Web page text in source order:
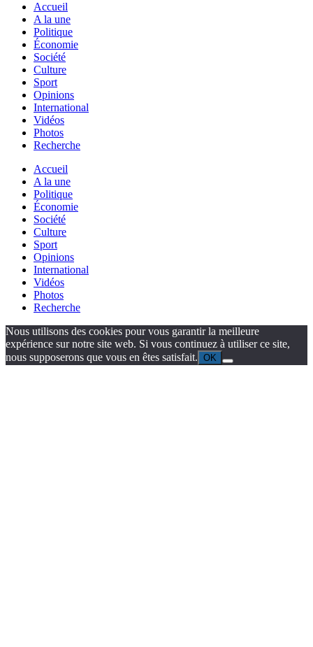
Accueil
A la une
Politique
Économie
Société
Culture
Sport
Opinions
International
Vidéos
Photos
Recherche
Accueil
A la une
Politique
Économie
Société
Culture
Sport
Opinions
International
Vidéos
Photos
Recherche
Nous utilisons des cookies pour vous garantir la meilleure
expérience sur notre site web. Si vous continuez à utiliser ce site,
nous supposerons que vous en êtes satisfait. OK